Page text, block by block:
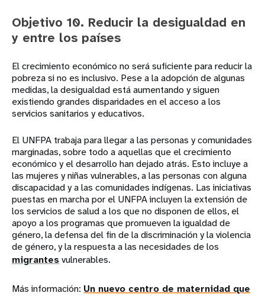
Objetivo 10. Reducir la desigualdad en
y entre los países
El crecimiento económico no será suficiente para reducir la
pobreza si no es inclusivo. Pese a la adopción de algunas
medidas, la desigualdad está aumentando y siguen
existiendo grandes disparidades en el acceso a los
servicios sanitarios y educativos.
El UNFPA trabaja para llegar a las personas y comunidades
marginadas, sobre todo a aquellas que el crecimiento
económico y el desarrollo han dejado atrás. Esto incluye a
las mujeres y niñas vulnerables, a las personas con alguna
discapacidad y a las comunidades indígenas. Las iniciativas
puestas en marcha por el UNFPA incluyen la extensión de
los servicios de salud a los que no disponen de ellos, el
apoyo a los programas que promueven la igualdad de
género, la defensa del fin de la discriminación y la violencia
de género, y la respuesta a las necesidades de los
migrantesvulnerables.
Más información: Un nuevo centro de maternidad que